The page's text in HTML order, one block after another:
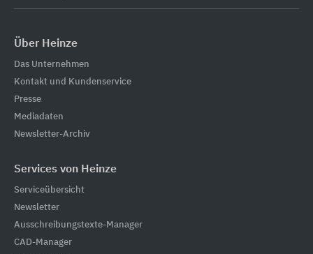
Über Heinze
Das Unternehmen
Kontakt und Kundenservice
Presse
Mediadaten
Newsletter-Archiv
Services von Heinze
Serviceübersicht
Newsletter
Ausschreibungstexte-Manager
CAD-Manager